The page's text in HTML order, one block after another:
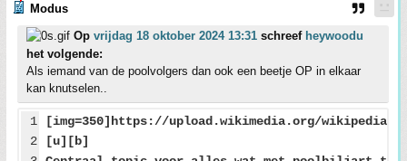
Modus
Op vrijdag 18 oktober 2024 13:31 schreef heywoodu
het volgende:
Als iemand van de poolvolgers dan ook een beetje OP in elkaar
kan knutselen..
1
2
[img=350]https://upload.wikimedia.org/wikipedia/
[u][b]